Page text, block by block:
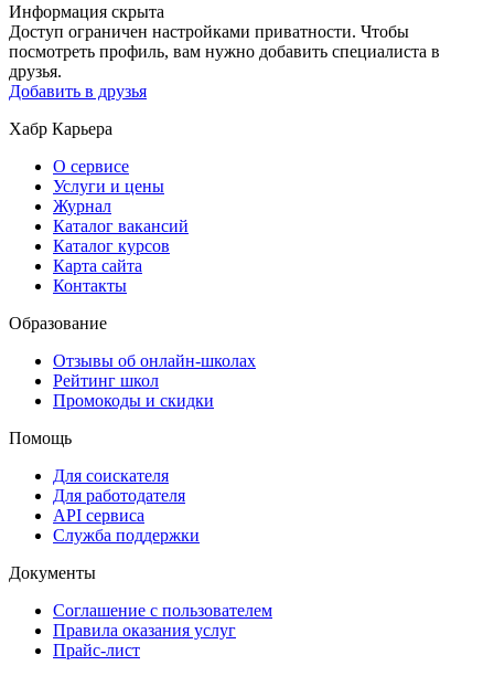
Информация скрыта
Доступ ограничен настройками приватности. Чтобы
посмотреть профиль, вам нужно добавить специалиста в
друзья.
Добавить в друзья
Хабр Карьера
О сервисе
Услуги и цены
Журнал
Каталог вакансий
Каталог курсов
Карта сайта
Контакты
Образование
Отзывы об онлайн-школах
Рейтинг школ
Промокоды и скидки
Помощь
Для соискателя
Для работодателя
API сервиса
Служба поддержки
Документы
Соглашение с пользователем
Правила оказания услуг
Прайс-лист